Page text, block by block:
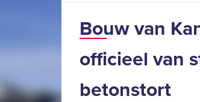
Bouw van
officieel van
betonstort